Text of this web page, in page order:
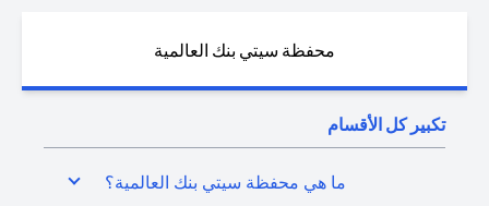
محفظة سيتي بنك العالمية
تكبير كل الأقسام
ما هي محفظة سيتي بنك العالمية؟